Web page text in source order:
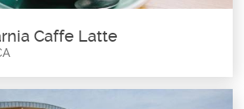
Caffe Latte